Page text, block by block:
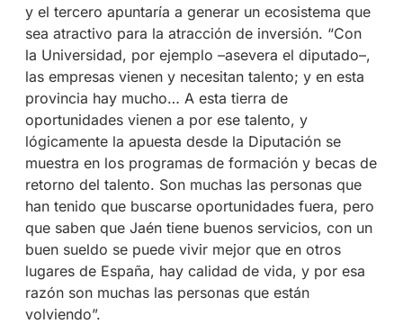
y el tercero apuntaría a generar un ecosistema que
sea atractivo para la atracción de inversión. “Con
la Universidad, por ejemplo –asevera el diputado–,
las empresas vienen y necesitan talento; y en esta
provincia hay mucho… A esta tierra de
oportunidades vienen a por ese talento, y
lógicamente la apuesta desde la Diputación se
muestra en los programas de formación y becas de
retorno del talento. Son muchas las personas que
han tenido que buscarse oportunidades fuera, pero
que saben que Jaén tiene buenos servicios, con un
buen sueldo se puede vivir mejor que en otros
lugares de España, hay calidad de vida, y por esa
razón son muchas las personas que están
volviendo”.